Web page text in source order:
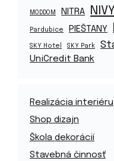
MODDOM NITRA NIVY
Pardubice PIEŠTANY
SKY Hotel SKY Park
UniCredit Bank
Realizácia interiéru
Shop dizajn
Škola dekorácií
Stavebná činnosť